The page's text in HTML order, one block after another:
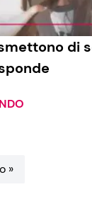
di
»